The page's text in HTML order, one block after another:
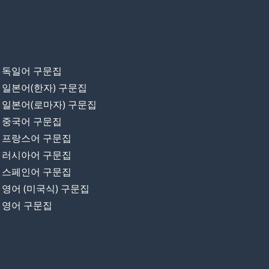
독일어 구문집
일본어(한자) 구문집
일본어(로마자) 구문집
중국어 구문집
프랑스어 구문집
러시아어 구문집
스페인어 구문집
영어 (미국식) 구문집
영어 구문집